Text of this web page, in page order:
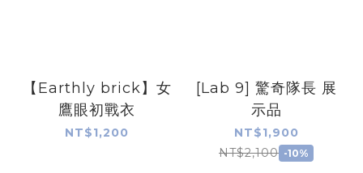
【Earthly brick】女
鷹眼初戰衣
NT$1,200
[Lab 9] 驚奇隊長 展
示品
NT$1,900
NT$2,100 -10%